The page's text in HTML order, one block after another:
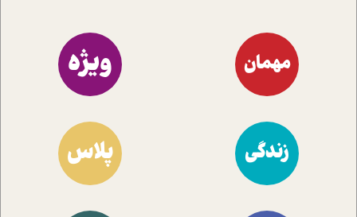
مهمان ویژه
زندگی پلاس